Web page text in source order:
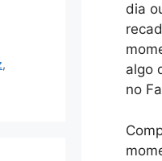
,
dia
algo
no